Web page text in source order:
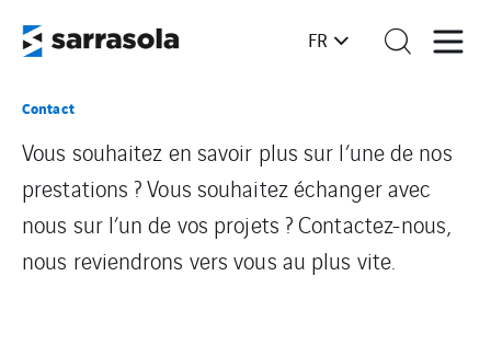
FR
Contact
Vous souhaitez en savoir plus sur l’une de nos
prestations ? Vous souhaitez échanger avec
nous sur l’un de vos projets ? Contactez-nous,
nous reviendrons vers vous au plus vite.